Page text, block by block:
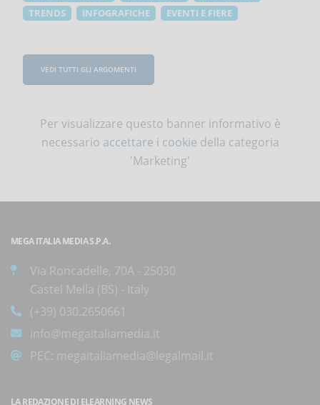
TRENDS
INFOGRAFICHE EVENTI E FIERE
VEDI TUTTI GLI ARGOMENTI
Per visualizzare questo banner informativo è
necessario accettare i cookie della categoria
'Marketing'
MEGA ITALIA MEDIA S.P.A.
Via Roncadelle, 70A - 25030
Castel Mella (BS) - Italy
(+39) 030.2650661
info@megaitaliamedia.it
PEC: megaitaliamedia@legalmail.it
LA REDAZIONE DI ELEARNING NEWS